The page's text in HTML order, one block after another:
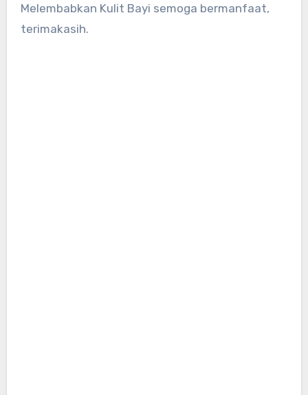
Melembabkan Kulit Bayi semoga bermanfaat,
terimakasih.